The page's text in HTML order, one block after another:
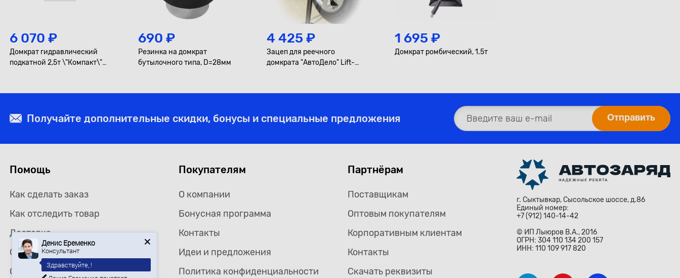
6 070 ₽
Домкрат гидравлический
подкатной 2,5т \"Компакт\"
690 ₽
Резинка на домкрат
бутылочного типа, D=28мм
4 425 ₽
Зацеп для реечного
домкрата "АвтоДело" Lift-
1 695 ₽
Домкрат ромбический, 1.5т
Получайте дополнительные скидки, бонусы и специальные предложения
Помощь
Как сделать заказ
Как отследить товар
Доставка
Самовывоз
Оплата
Покупателям
О компании
Бонусная программа
Контакты
Идеи и предложения
Политика конфиденциальности
Партнёрам
Поставщикам
Оптовым покупателям
Корпоративным клиентам
Контакты
Скачать реквизиты
г. Сыктывкар, Сысольское шоссе, д.86
Единый номер:
+7 (912) 140-14-42
© ИП Лыюров В.А., 2016
ОГРН: 304 110 134 200 157
ИНН: 110 109 917 820
Денис Еременко
Консультант
Здравствуйте, !
Ищете определенный товар?